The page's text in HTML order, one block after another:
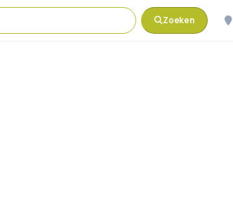
Zoeken